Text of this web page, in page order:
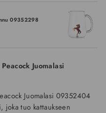
09352298
Juomalasi
Juomalasi 09352404
joka tuo kattaukseen